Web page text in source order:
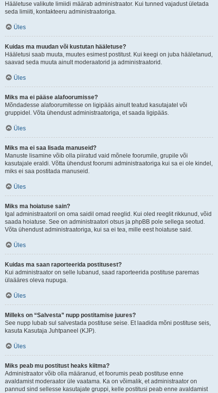
Hääletuse valikute limiidi määrab administraator. Kui tunned vajadust ületada
seda limiiti, kontakteeru administraatoriga.
Üles
Kuidas ma muudan või kustutan hääletuse?
Hääletusi saab muuta, muutes esimest postitust. Kui keegi on juba hääletanud,
saavad seda muuta ainult moderaatorid ja administraatorid.
Üles
Miks ma ei pääse alafoorumisse?
Mõndadesse alafoorumitesse on ligipääs ainult teatud kasutajatel või
gruppidel. Võta ühendust administraatoriga, et saada ligipääs.
Üles
Miks ma ei saa lisada manuseid?
Manuste lisamine võib olla piiratud vaid mõnele foorumile, grupile või
kasutajale eraldi. Võtta ühendust foorumi administraatoriga kui sa ei ole kindel,
miks ei saa postitada manuseid.
Üles
Miks ma hoiatuse sain?
Igal administraatoril on oma saidil omad reeglid. Kui oled reeglit rikkunud, võid
saada hoiatuse. See on administraatori otsus ja phpBB pole sellega seotud.
Võta ühendust administraatoriga, kui sa ei tea, mille eest hoiatuse said.
Üles
Kuidas ma saan raporteerida postitusest?
Kui administraator on selle lubanud, saad raporteerida postituse paremas
ülaääres oleva nupuga.
Üles
Milleks on “Salvesta” nupp postitamise juures?
See nupp lubab sul salvestada postituse seise. Et laadida mõni postituse seis,
kasuta Kasutaja Juhtpaneel (KJP).
Üles
Miks peab mu postitust heaks kiitma?
Administraator võib olla määranud, et foorumis peab postituse enne
avaldamist moderaator üle vaatama. Ka on võimalik, et administraator on
pannud sind sellesse kasutajate gruppi, kelle postitusi peab enne avaldamist